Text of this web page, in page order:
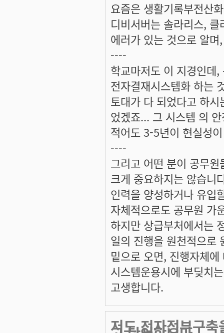
요즘은 생활기록부전산
디비서버는 솔라리스,
에러가 있는 것으로 알
----
학교마저도 이 지경인데
전자결재시스템화 하는
토대가 다 되었다고 하
었겠죠... 그 시스템 의
적어도 3-5년이 현실성
----
그리고 어떤 분이 공무
크게 중요하지는 않습니
인력을 양성하거나 유입
자체적으로도 공무원 가
하지만 상급부처에서는
일의 진행을 원천적으로
밑으로 오면, 진행자체
시스템운용시에 부딪치
고생합니다.
저도 전자정부구